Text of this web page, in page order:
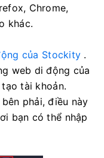
Chrome,
khác.
của Stockity .
web di động của
tài khoản.
phải, điều này
bạn có thể nhập